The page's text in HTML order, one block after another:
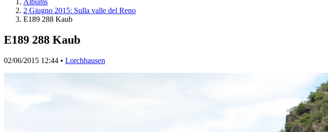
Albums
2 Giugno 2015: Sulla valle del Reno
E189 288 Kaub
E189 288 Kaub
02/06/2015 12:44 • Lorchhausen